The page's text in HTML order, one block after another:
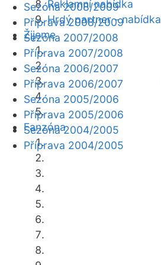
Reklamní nabídka
Hrdý partner - nabídka
Žijeme
Fanzóna
Sezóna 2008/2009
Příprava 2008/2009
Sezóna 2007/2008
Příprava 2007/2008
Sezóna 2006/2007
Příprava 2006/2007
Sezóna 2005/2006
Příprava 2005/2006
Sezóna 2004/2005
Příprava 2004/2005